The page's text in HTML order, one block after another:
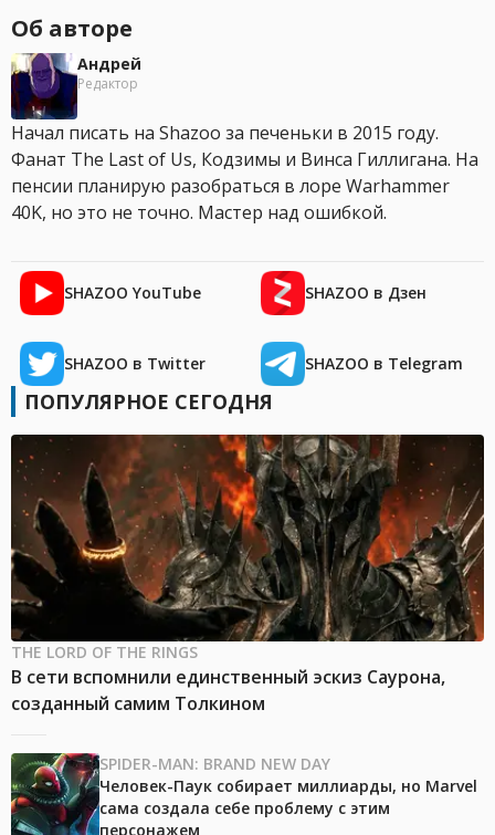
Об авторе
Андрей
Редактор
Начал писать на Shazoo за печеньки в 2015 году.
Фанат The Last of Us, Кодзимы и Винса Гиллигана. На
пенсии планирую разобраться в лоре Warhammer
40K, но это не точно. Мастер над ошибкой.
SHAZOO YouTube SHAZOO в Дзен
SHAZOO в Twitter SHAZOO в Telegram
ПОПУЛЯРНОЕ СЕГОДНЯ
THE LORD OF THE RINGS
В сети вспомнили единственный эскиз Саурона,
созданный самим Толкином
SPIDER-MAN: BRAND NEW DAY
Человек-Паук собирает миллиарды, но Marvel
сама создала себе проблему с этим
персонажем